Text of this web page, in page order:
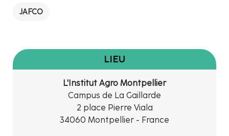
JAFCO
LIEU
L'Institut Agro Montpellier
Campus de La Gaillarde
2 place Pierre Viala
34060 Montpellier - France